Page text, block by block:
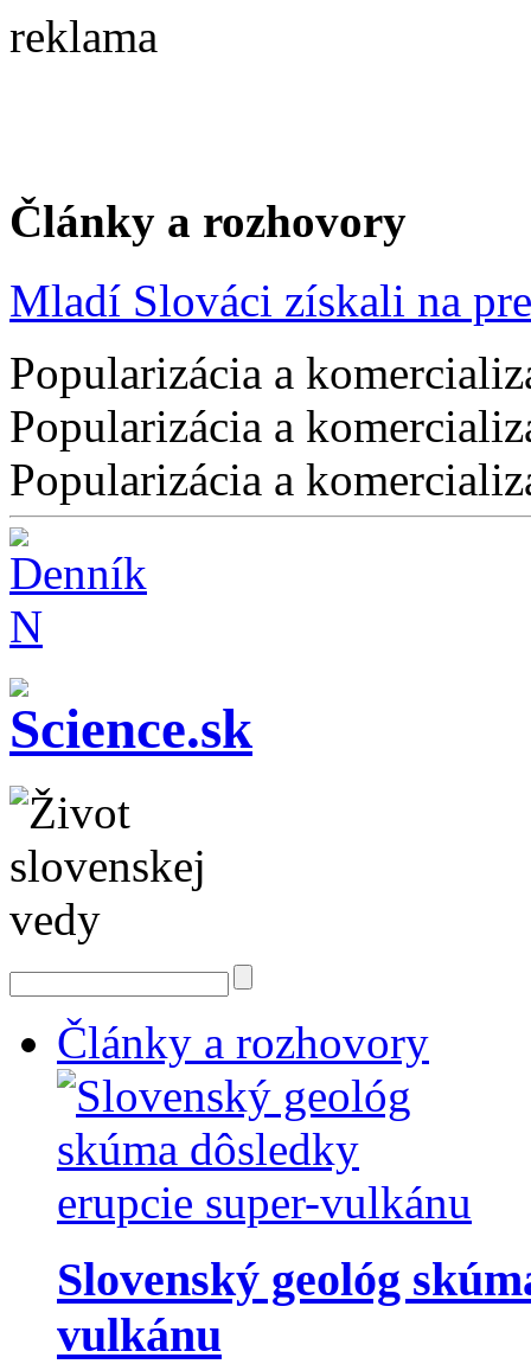
reklama
Články a rozhovory
Mladí Slováci získali na
Popularizácia a
Popularizácia a
Popularizácia a
Články a rozhovory
Slovenský geológ
vulkánu